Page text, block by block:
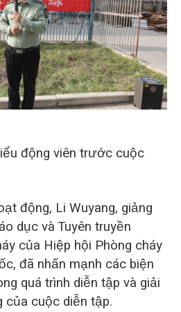
động viên trước cuộc
động, Li Wuyang, giảng
dục và Tuyên truyền
của Hiệp hội Phòng cháy
đã nhấn mạnh các biện
quá trình diễn tập và giải
của cuộc diễn tập.